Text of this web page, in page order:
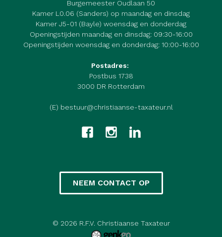
Burgemeester Oudlaan 50
Kamer L0.06 (Sanders) op maandag en dinsdag
Kamer J5-01 (Bayle) woensdag en donderdag
Openingstijden maandag en dinsdag: 09:30-16:00
Openingstijden woensdag en donderdag: 10:00-16:00
Postadres:
Postbus 1738
3000 DR Rotterdam
(E) bestuur@christiaanse-taxateur.nl
NEEM CONTACT OP
© 2026 R.F.V. Christiaanse Taxateur